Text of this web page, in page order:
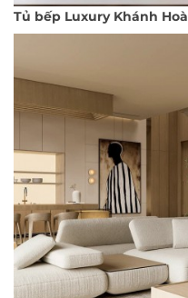
Tủ bếp Luxury Khánh Hoà